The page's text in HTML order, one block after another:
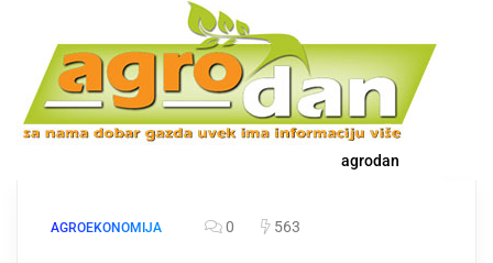
agrodan
AGROEKONOMIJA 0 563